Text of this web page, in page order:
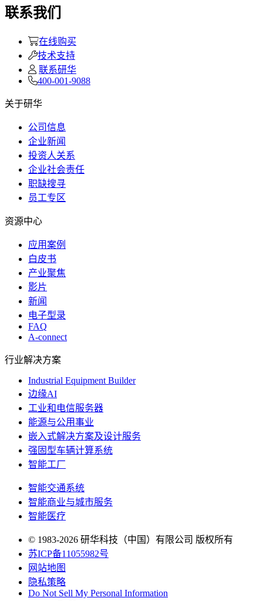
联系我们
在线购买
技术支持
联系研华
400-001-9088
关于研华
公司信息
企业新闻
投资人关系
企业社会责任
职缺搜寻
员工专区
资源中心
应用案例
白皮书
产业聚焦
影片
新闻
电子型录
FAQ
A-connect
行业解决方案
Industrial Equipment Builder
边缘AI
工业和电信服务器
能源与公用事业
嵌入式解决方案及设计服务
强固型车辆计算系统
智能工厂
智能交通系统
智能商业与城市服务
智能医疗
© 1983-2026 研华科技（中国）有限公司 版权所有
苏ICP备11055982号
网站地图
隐私策略
Do Not Sell My Personal Information